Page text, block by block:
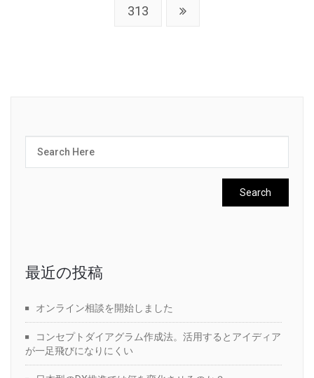
313
最近の投稿
オンライン相談を開始しました
コンセプトダイアグラム作成法。活用するとアイディア
が一足飛びになりにくい